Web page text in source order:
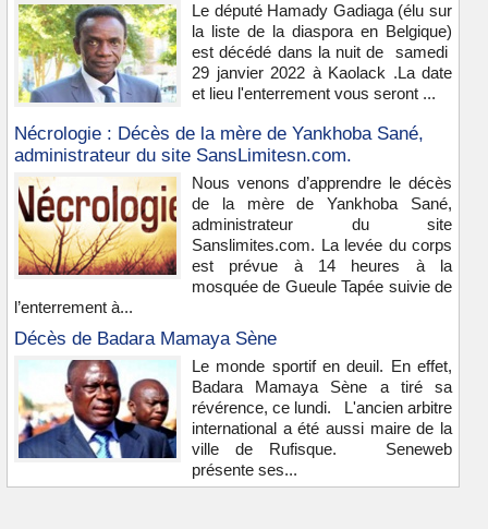
Le député Hamady Gadiaga (élu sur
la liste de la diaspora en Belgique)
est décédé dans la nuit de samedi
29 janvier 2022 à Kaolack .La date
et lieu l'enterrement vous seront ...
Nécrologie : Décès de la mère de Yankhoba Sané,
administrateur du site SansLimitesn.com.
Nous venons d’apprendre le décès
de la mère de Yankhoba Sané,
administrateur du site
Sanslimites.com. La levée du corps
est prévue à 14 heures à la
mosquée de Gueule Tapée suivie de
l’enterrement à...
Décès de Badara Mamaya Sène
Le monde sportif en deuil. En effet,
Badara Mamaya Sène a tiré sa
révérence, ce lundi. L'ancien arbitre
international a été aussi maire de la
ville de Rufisque. Seneweb
présente ses...